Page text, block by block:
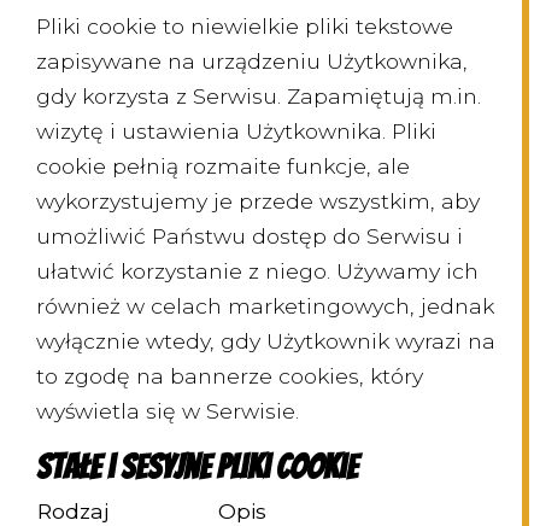
Pliki cookie to niewielkie pliki tekstowe
zapisywane na urządzeniu Użytkownika,
gdy korzysta z Serwisu. Zapamiętują m.in.
wizytę i ustawienia Użytkownika. Pliki
cookie pełnią rozmaite funkcje, ale
wykorzystujemy je przede wszystkim, aby
umożliwić Państwu dostęp do Serwisu i
ułatwić korzystanie z niego. Używamy ich
również w celach marketingowych, jednak
wyłącznie wtedy, gdy Użytkownik wyrazi na
to zgodę na bannerze cookies, który
wyświetla się w Serwisie.
Stałe i sesyjne pliki cookie
Rodzaj Opis